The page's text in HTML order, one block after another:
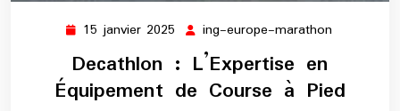
15 janvier 2025 15
janvier
2025
ing-europe-marathon
Decathlon : L’Expertise en
Équipement de Course à Pied